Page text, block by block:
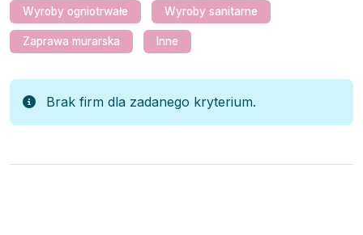
Wyroby ogniotrwałe Wyroby sanitarne
Zaprawa murarska Inne
Brak firm dla zadanego kryterium.